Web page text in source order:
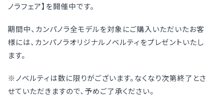
ノラフェア】を開催中です。
期間中、カンパノラ全モデルを対象にご購入いただいたお客
様には、カンパノラオリジナルノベルティをプレゼントいたし
ます。
※ノベルティは数に限りがございます。なくなり次第終了とさ
せていただきますので、予めご了承ください。